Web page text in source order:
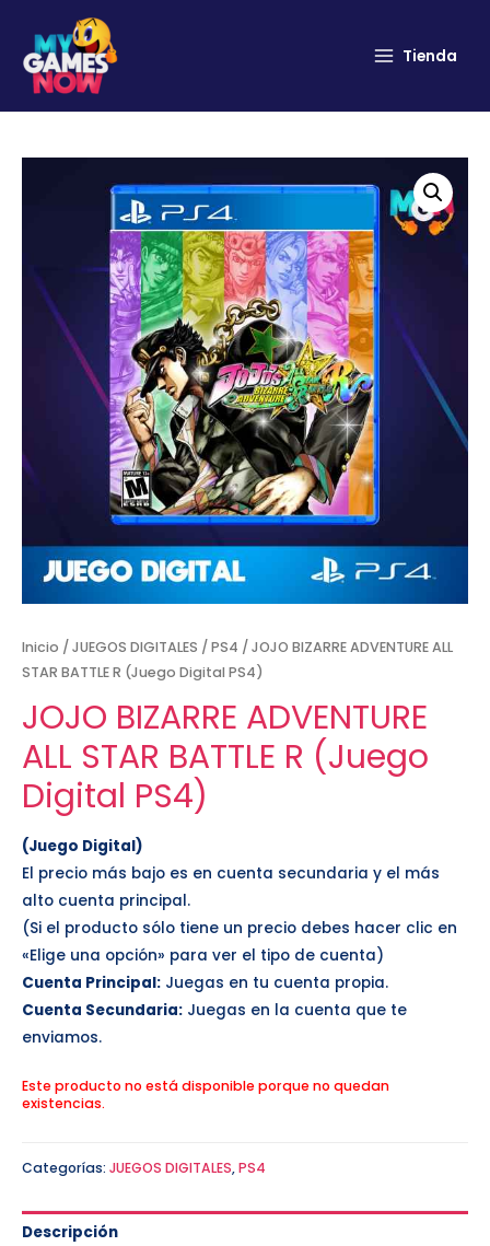
Tienda
Inicio /JUEGOS DIGITALES /PS4 / JOJO BIZARRE ADVENTURE ALL
STAR BATTLE R (Juego Digital PS4)
JOJO BIZARRE ADVENTURE
ALL STAR BATTLE R (Juego
Digital PS4)
(Juego Digital)
El precio más bajo es en cuenta secundaria y el más
alto cuenta principal.
(Si el producto sólo tiene un precio debes hacer clic en
«Elige una opción» para ver el tipo de cuenta)
Cuenta Principal: Juegas en tu cuenta propia.
Cuenta Secundaria: Juegas en la cuenta que te
enviamos.
Este producto no está disponible porque no quedan
existencias.
Categorías: JUEGOS DIGITALES,PS4
Descripción